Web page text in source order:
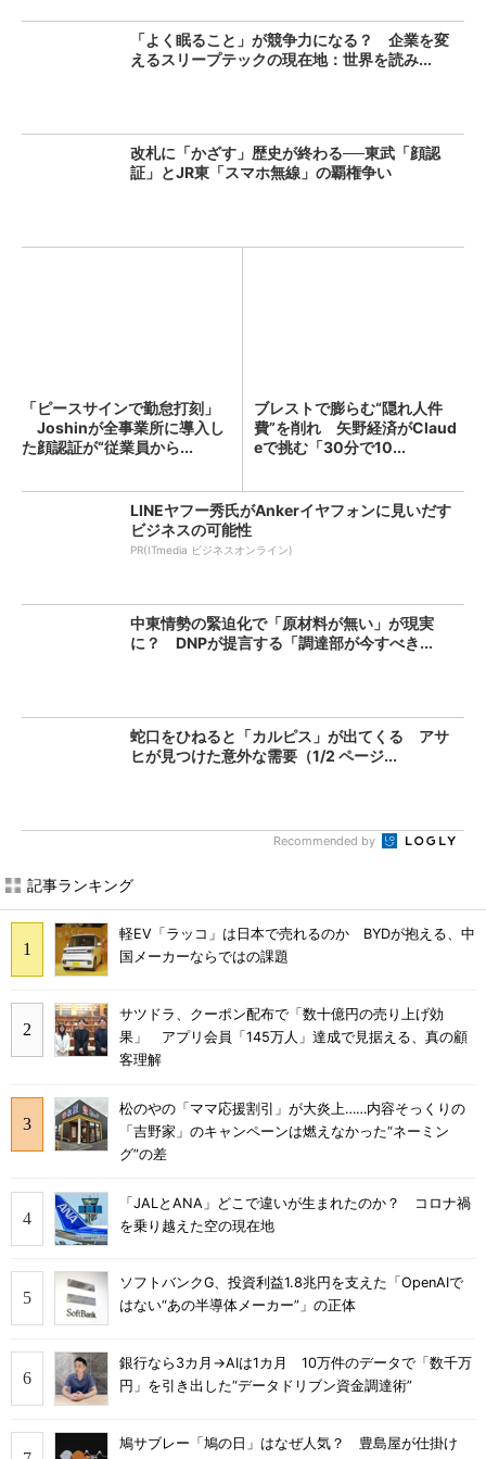
「よく眠ること」が競争力になる？ 企業を変
えるスリープテックの現在地：世界を読み...
改札に「かざす」歴史が終わる──東武「顔認
証」とJR東「スマホ無線」の覇権争い
「ピースサインで勤怠打刻」
Joshinが全事業所に導入し
た顔認証が“従業員から...
ブレストで膨らむ“隠れ人件
費”を削れ 矢野経済がClaud
eで挑む「30分で10...
LINEヤフー秀氏がAnkerイヤフォンに見いだす
ビジネスの可能性
PR(ITmedia ビジネスオンライン)
中東情勢の緊迫化で「原材料が無い」が現実
に？ DNPが提言する「調達部が今すべき...
蛇口をひねると「カルピス」が出てくる アサ
ヒが見つけた意外な需要（1/2 ページ...
Recommended by
記事ランキング
軽EV「ラッコ」は日本で売れるのか BYDが抱える、中
国メーカーならではの課題
サツドラ、クーポン配布で「数十億円の売り上げ効
果」 アプリ会員「145万人」達成で見据える、真の顧
客理解
松のやの「ママ応援割引」が大炎上……内容そっくりの
「吉野家」のキャンペーンは燃えなかった“ネーミン
グ”の差
「JALとANA」どこで違いが生まれたのか？ コロナ禍
を乗り越えた空の現在地
ソフトバンクG、投資利益1.8兆円を支えた「OpenAIで
はない“あの半導体メーカー”」の正体
銀行なら3カ月→AIは1カ月 10万件のデータで「数千万
円」を引き出した“データドリブン資金調達術”
鳩サブレー「鳩の日」はなぜ人気？ 豊島屋が仕掛け